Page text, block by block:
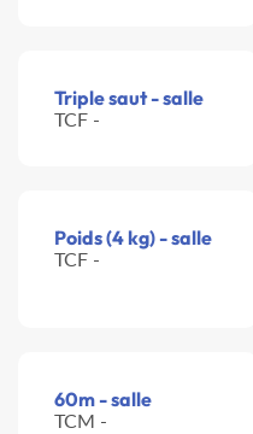
Triple saut - salle
TCF -
Poids (4 kg) - salle
TCF -
60m - salle
TCM -